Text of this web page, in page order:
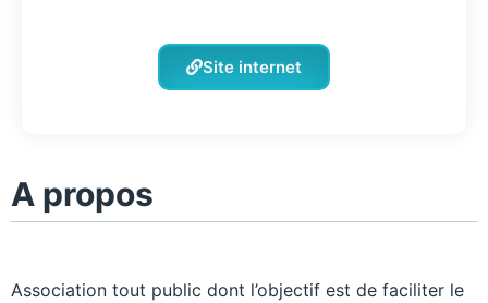
Site internet
A propos
Association tout public dont l’objectif est de faciliter le